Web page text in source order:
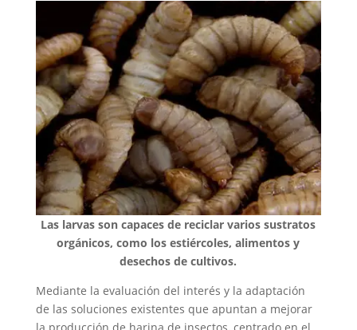
Las larvas son capaces de reciclar varios sustratos
orgánicos, como los estiércoles, alimentos y
desechos de cultivos.
Mediante la evaluación del interés y la adaptación
de las soluciones existentes que apuntan a mejorar